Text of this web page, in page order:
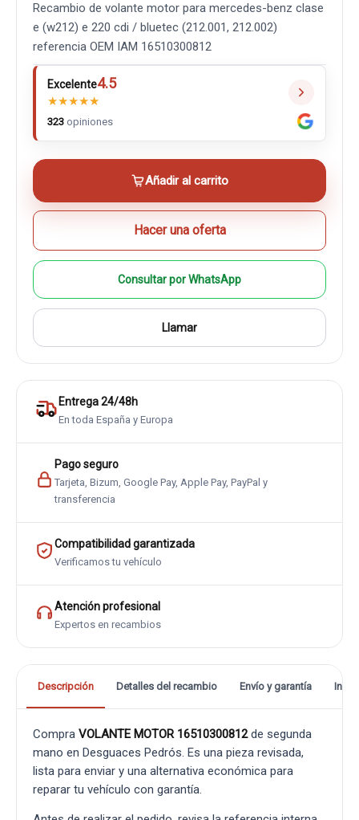
Recambio de volante motor para mercedes-benz clase
e (w212) e 220 cdi / bluetec (212.001, 212.002)
referencia OEM IAM 16510300812
Excelente4.5
★★★★★
323 opiniones
Añadir al carrito
Hacer una oferta
Consultar por WhatsApp
Llamar
Entrega 24/48h
En toda España y Europa
Pago seguro
Tarjeta, Bizum, Google Pay, Apple Pay, PayPal y
transferencia
Compatibilidad garantizada
Verificamos tu vehículo
Atención profesional
Expertos en recambios
Descripción Detalles del recambio Envío y garantía
Compra VOLANTE MOTOR 16510300812de segunda
mano en Desguaces Pedrós. Es una pieza revisada,
lista para enviar y una alternativa económica para
reparar tu vehículo con garantía.